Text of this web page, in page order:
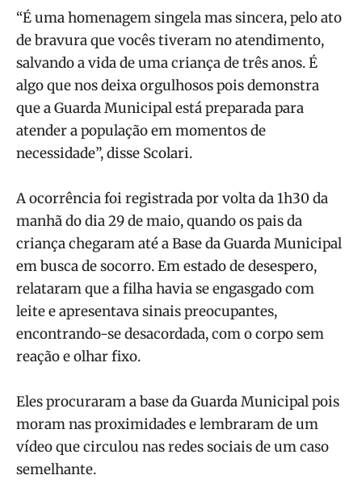
“É uma homenagem singela mas sincera, pelo ato
de bravura que vocês tiveram no atendimento,
salvando a vida de uma criança de três anos. É
algo que nos deixa orgulhosos pois demonstra
que a Guarda Municipal está preparada para
atender a população em momentos de
necessidade”, disse Scolari.
A ocorrência foi registrada por volta da 1h30 da
manhã do dia 29 de maio, quando os pais da
criança chegaram até a Base da Guarda Municipal
em busca de socorro. Em estado de desespero,
relataram que a filha havia se engasgado com
leite e apresentava sinais preocupantes,
encontrando-se desacordada, com o corpo sem
reação e olhar fixo.
Eles procuraram a base da Guarda Municipal pois
moram nas proximidades e lembraram de um
vídeo que circulou nas redes sociais de um caso
semelhante.